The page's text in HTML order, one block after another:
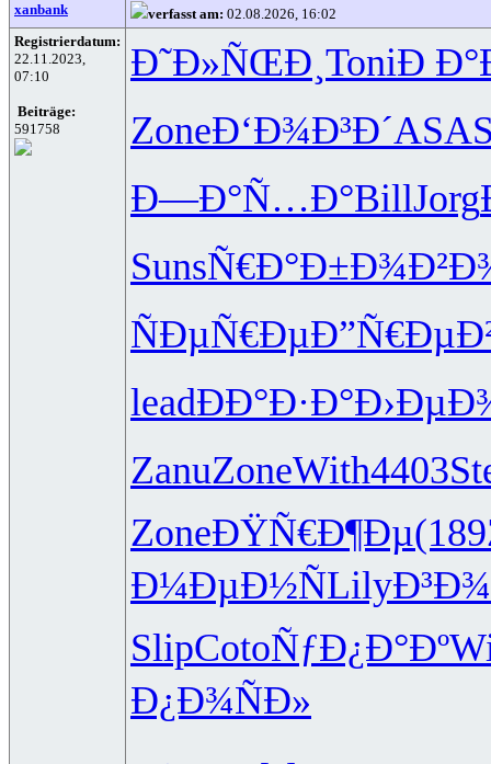
xanbank verfasst am: 02.08.2026, 16:02
Registrierdatum:
22.11.2023,
07:10
Beiträge:
591758
Ð˜Ð»ÑŒÐ¸ ToniÐ
ZoneÐ‘Ð¾Ð³Ð´
Ð—Ð°Ñ…Ð°BillJorg
SunsÑ€Ð°Ð±Ð¾
ÑÐµÑ€Ðµ
leadÐÐ°Ð·Ð°
ZanuZoneWith4403
ZoneÐŸÑ€Ð¶Ðµ(189
Ð¼ÐµÐ½ÑLily
SlipCotoÑƒÐ¿Ð°Ðº
Ð¿Ð¾ÑÐ»